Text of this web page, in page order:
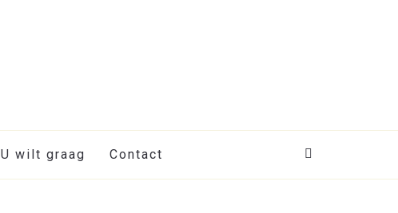
U wilt graag Contact